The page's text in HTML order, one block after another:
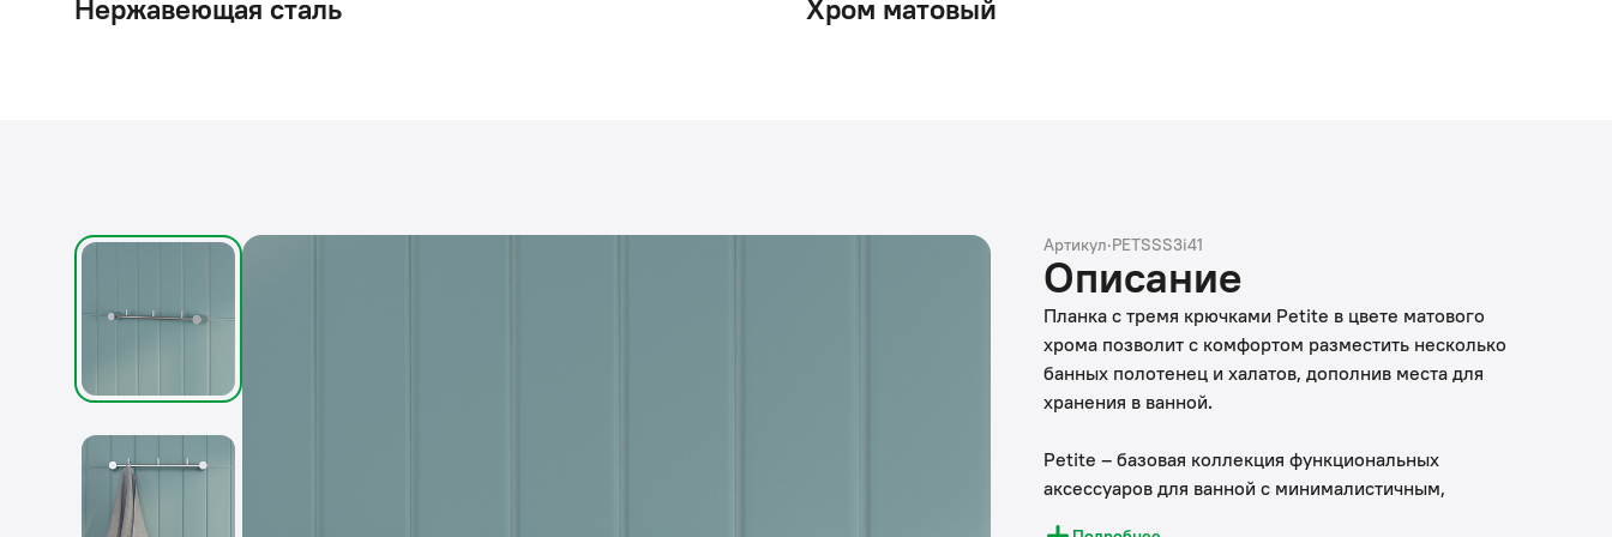
Нержавеющая сталь Хром матовый
Артикул·PETSSS3i41
Описание
Планка с тремя крючками Petite в цвете матового
хрома позволит с комфортом разместить несколько
банных полотенец и халатов, дополнив места для
хранения в ванной.
Petite – базовая коллекция функциональных
аксессуаров для ванной с минималистичным,